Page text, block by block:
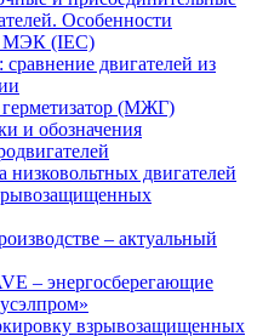
Особенности
МЭК (IEC)
двигателей из
(МЖГ)
и обозначения
низковольтных двигателей
– актуальный
– энергосберегающие
взрывозащищенных